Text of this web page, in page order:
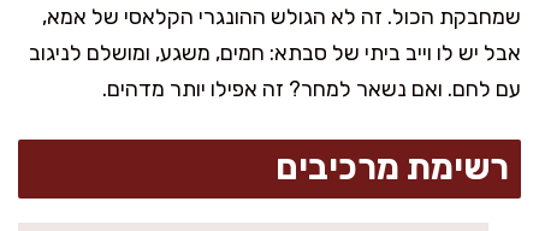
שמחבקת הכול. זה לא הגולש ההונגרי הקלאסי של אמא,
אבל יש לו וייב ביתי של סבתא: חמים, משגע, ומושלם לניגוב
עם לחם. ואם נשאר למחר? זה אפילו יותר מדהים.
רשימת מרכיבים